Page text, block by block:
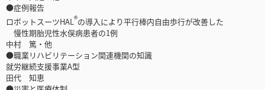
●症例報告
ロボットスーツHAL®の導入により平行棒内自由歩行が改善した
慢性期胎児性水俣病患者の1例
中村 篤・他
●職業リハビリテーション関連機関の知識
就労継続支援事業A型
田代 知恵